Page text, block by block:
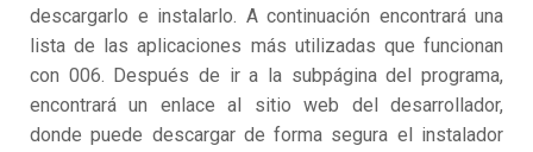
descargarlo e instalarlo. A continuación encontrará una
lista de las aplicaciones más utilizadas que funcionan
con 006. Después de ir a la subpágina del programa,
encontrará un enlace al sitio web del desarrollador,
donde puede descargar de forma segura el instalador